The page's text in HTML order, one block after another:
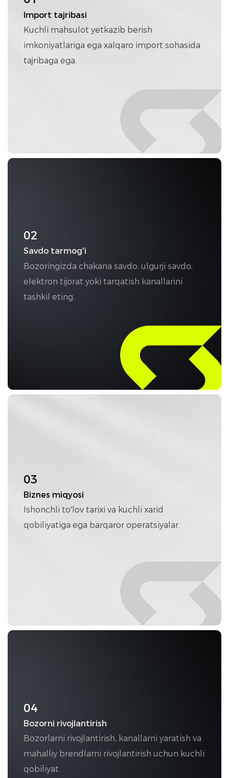
Import tajribasi
Kuchli mahsulot yetkazib berish
imkoniyatlariga ega xalqaro import sohasida
tajribaga ega.
02
Savdo tarmog'i
Bozoringizda chakana savdo, ulgurji savdo,
elektron tijorat yoki tarqatish kanallarini
tashkil eting.
03
Biznes miqyosi
Ishonchli to'lov tarixi va kuchli xarid
qobiliyatiga ega barqaror operatsiyalar.
04
Bozorni rivojlantirish
Bozorlarni rivojlantirish, kanallarni yaratish va
mahalliy brendlarni rivojlantirish uchun kuchli
qobiliyat.